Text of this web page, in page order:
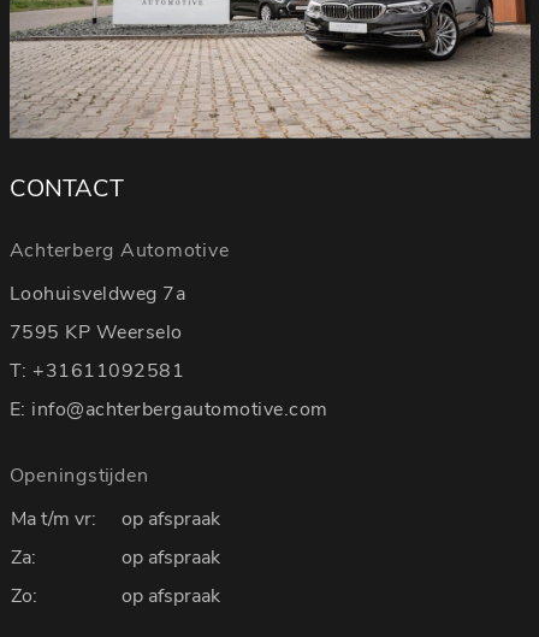
CONTACT
Achterberg Automotive
Loohuisveldweg 7a
7595 KP Weerselo
T: +31611092581
E: info@achterbergautomotive.com
Openingstijden
Ma t/m vr:
op afspraak
Za:
op afspraak
Zo:
op afspraak